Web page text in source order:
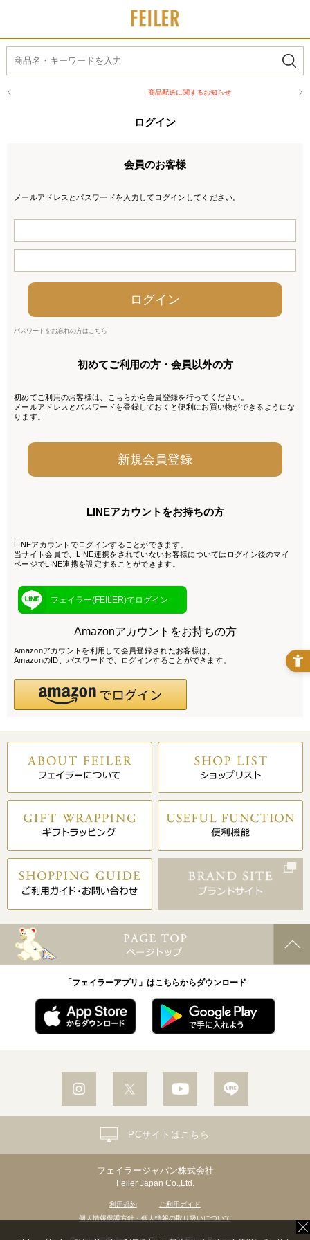
商品配送に関するお知らせ
ログイン
会員のお客様
メールアドレスとパスワードを入力してログインしてください。
パスワードをお忘れの方はこちら
初めてご利用の方・会員以外の方
初めてご利用のお客様は、こちらから会員登録を行ってください。
メールアドレスとパスワードを登録しておくと便利にお買い物ができるようにな
ります。
LINEアカウントをお持ちの方
LINEアカウントでログインすることができます。
当サイト会員で、LINE連携をされていないお客様についてはログイン後のマイ
ページでLINE連携を設定することができます。
フェイラー(FEILER)でログイン
Amazonアカウントをお持ちの方
Amazonアカウントを利用して会員登録されたお客様は、
AmazonのID、パスワードで、ログインすることができます。
「フェイラーアプリ」はこちらからダウンロード
フェイラージャパン株式会社
Feiler Japan Co.,Ltd.
利用規約
ご利用ガイド
個人情報保護方針・個人情報の取り扱いについて
PCサイトはこちら